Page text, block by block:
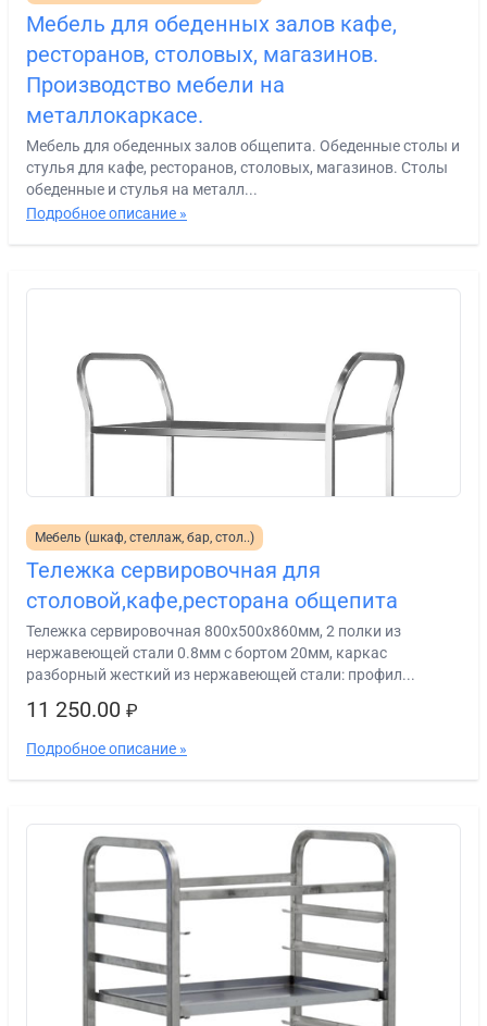
Мебель для обеденных залов кафе,
ресторанов, столовых, магазинов.
Производство мебели на
металлокаркасе.
Мебель для обеденных залов общепита. Обеденные столы и
стулья для кафе, ресторанов, столовых, магазинов. Столы
обеденные и стулья на металл...
Подробное описание »
Мебель (шкаф, стеллаж, бар, стол..)
Тележка сервировочная для
столовой,кафе,ресторана общепита
Тележка сервировочная 800х500х860мм, 2 полки из
нержавеющей стали 0.8мм с бортом 20мм, каркас
разборный жесткий из нержавеющей стали: профил...
11 250.00 ₽
Подробное описание »